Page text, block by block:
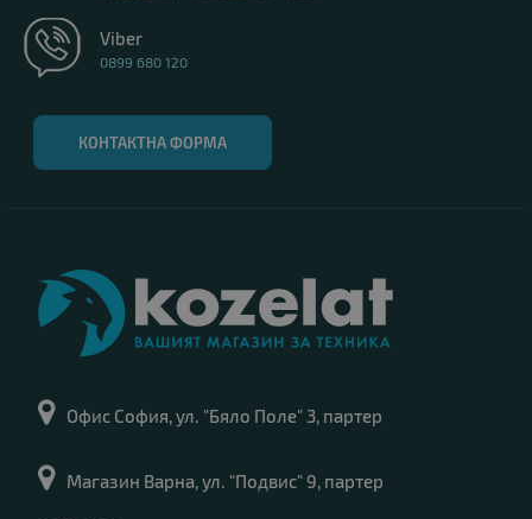
Viber
0899 680 120
КОНТАКТНА ФОРМА
Офис София, ул. "Бяло Поле" 3, партер
Магазин Варна, ул. "Подвис" 9, партер